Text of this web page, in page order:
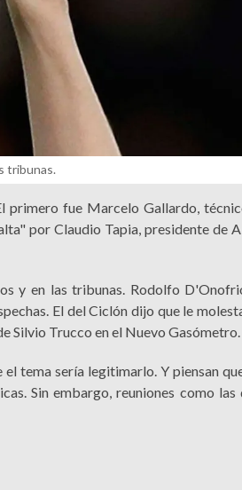
tribunas.
fue Marcelo Gallardo,
por Claudio Tapia, presidente de
y en las tribunas. Rodolfo
El del Ciclón dijo que le
Silvio Trucco en el Nuevo Gasómetro.
tema sería legitimarlo. Y piensan
Sin embargo, reuniones como